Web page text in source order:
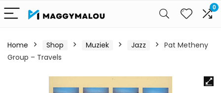
0
Home Shop Muziek Jazz
Pat Metheny
Group – Travels